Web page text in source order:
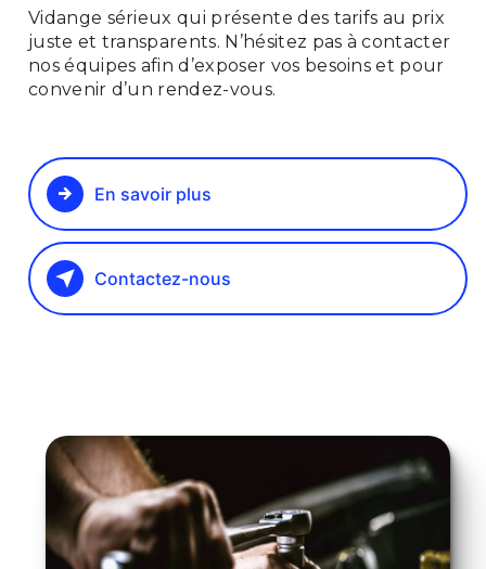
Vidange sérieux qui présente des tarifs au prix
juste et transparents. N’hésitez pas à contacter
nos équipes afin d’exposer vos besoins et pour
convenir d’un rendez-vous.
En savoir plus
Contactez-nous